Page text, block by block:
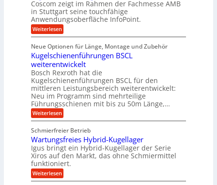
b
e
f
ü
r
r
a
u
e
U
m
g
e
b
u
n
g
e
n
g
s
e
i
g
a
n
g
g
e
r
S
t
e
l
l
e
n
r
i
e
b
e
f
r
p
r
ä
z
i
s
e
H
u
b
e
w
e
g
u
n
g
e
i
s
i
o
n
f
r
A
u
t
o
m
o
t
i
v
e
n
d
M
a
s
c
h
i
Coscom zeigt im Rahmen der Fachmesse AMB
in Stuttgart seine touchfähige
Anwendungsoberfläche InfoPoint.
Weiterlesen:
D
g
i
t
a
l
e
r
W
e
r
k
z
e
u
g
k
r
e
i
s
Neue Optionen für Länge, Montage und Zubehör
Kugelschienenführungen BSCL
weiterentwickelt
Bosch Rexroth hat die
Kugelschienenführungen BSCL für den
mittleren Leistungsbereich weiterentwickelt:
Neu im Programm sind mehrteilige
Führungsschienen mit bis zu 50m Länge,…
Weiterlesen:
K
g
e
l
s
c
h
i
e
Schmierfreier Betrieb
Wartungsfreies Hybrid-Kugellager
Igus bringt ein Hybrid-Kugellager der Serie
Xiros auf den Markt, das ohne Schmiermittel
funktioniert.
Weiterlesen:
W